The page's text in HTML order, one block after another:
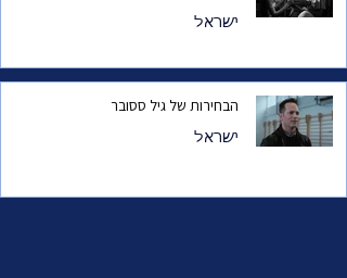
ישראל
הבחירות של גיל ססובר
ישראל